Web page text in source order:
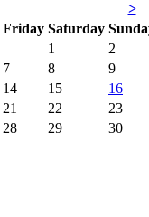
>
Friday Saturday Sun
1
2
7 8
9
14 15
16
21 22
23
28 29
30